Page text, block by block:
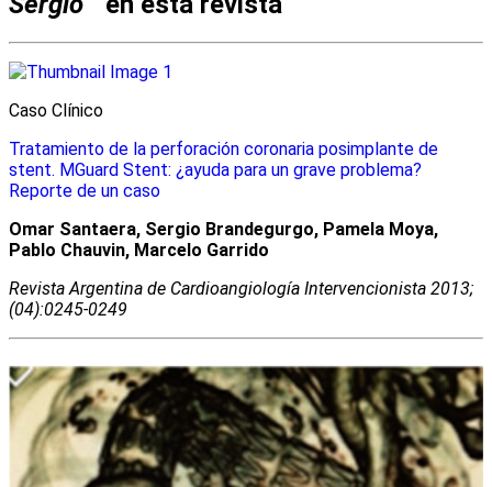
Caso Clínico
Tratamiento de la perforación coronaria posimplante de
stent. MGuard Stent: ¿ayuda para un grave problema?
Reporte de un caso
Omar Santaera, Sergio Brandegurgo, Pamela Moya,
Pablo Chauvin, Marcelo Garrido
Revista Argentina de Cardioangiologí­a Intervencionista 2013;
(04):0245-0249